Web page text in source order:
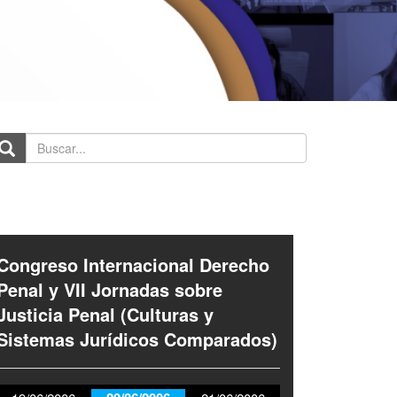
Internacional Derecho
y VII Jornadas sobre
Penal (Culturas y
Jurídicos Comparados)